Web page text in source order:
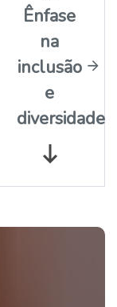
Ênfase
na
inclusão
e
diversidade